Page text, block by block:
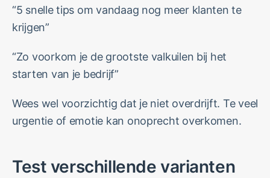
“5 snelle tips om vandaag nog meer klanten te
krijgen”
“Zo voorkom je de grootste valkuilen bij het
starten van je bedrijf”
Wees wel voorzichtig dat je niet overdrijft. Te veel
urgentie of emotie kan onoprecht overkomen.
Test verschillende varianten